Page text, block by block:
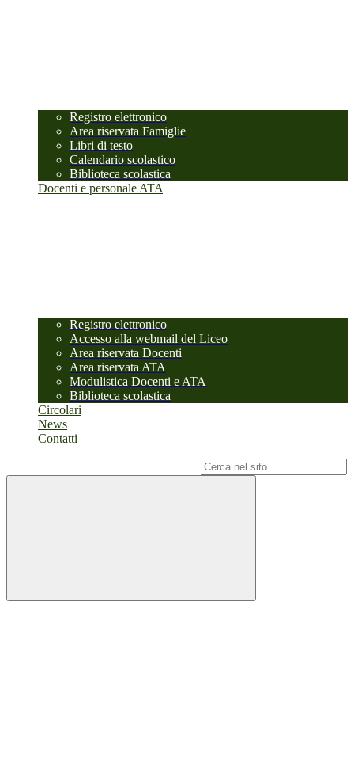
Registro elettronico
Area riservata Famiglie
Libri di testo
Calendario scolastico
Biblioteca scolastica
Docenti e personale ATA
Registro elettronico
Accesso alla webmail del Liceo
Area riservata Docenti
Area riservata ATA
Modulistica Docenti e ATA
Biblioteca scolastica
Circolari
News
Contatti